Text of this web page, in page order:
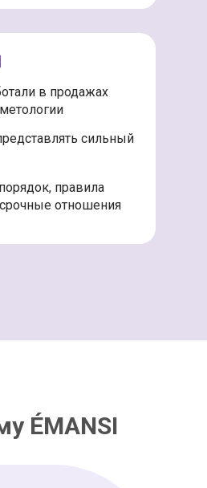
в продажах
сильный
правила
отношения
ÉMANSI